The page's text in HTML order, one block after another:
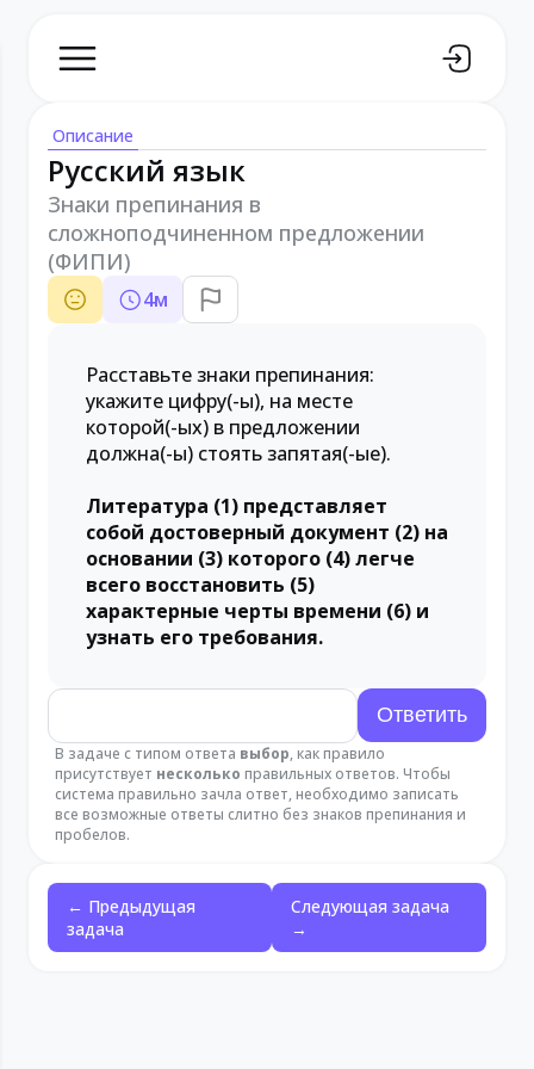
Описание
Русский язык
Знаки препинания в
сложноподчиненном предложении
(ФИПИ)
4м
Расставьте знаки препинания:
укажите цифру(-ы), на месте
которой(-ых) в предложении
должна(-ы) стоять запятая(-ые).
Литература (1) представляет
собой достоверный документ (2) на
основании (3) которого (4) легче
всего восстановить (5)
характерные черты времени (6) и
узнать его требования.
В задаче с типом ответа выбор, как правило
присутствует несколько правильных ответов. Чтобы
система правильно зачла ответ, необходимо записать
все возможные ответы слитно без знаков препинания и
пробелов.
← Предыдущая
задача
Следующая задача
→